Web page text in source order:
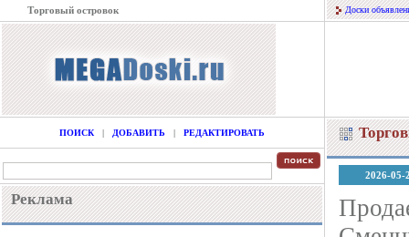
Торговый островок Доски
ПОИСК | ДОБАВИТЬ | РЕДАКТИРОВАТЬ
Реклама
2026-05-